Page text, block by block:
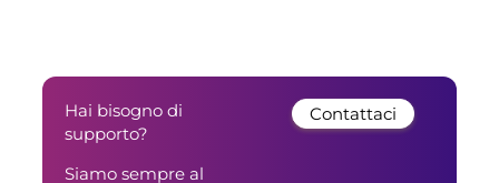
Hai bisogno di
supporto?
Siamo sempre al
Contattaci